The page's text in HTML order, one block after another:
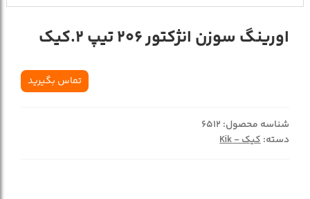
اورينگ سوزن انژکتور 206 تيپ 2.کيک
تماس بگیرید
شناسه محصول: 6512
دسته:کیک - Kik